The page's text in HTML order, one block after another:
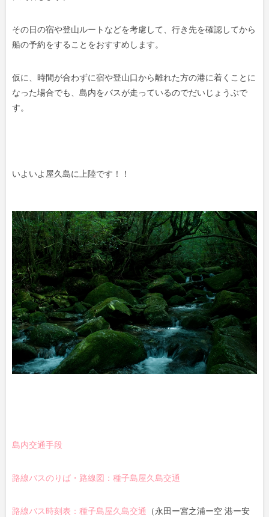
その日の宿や登山ルートなどを考慮して、行き先を確認してから
船の予約をすることをおすすめします。
仮に、時間が合わずに宿や登山口から離れた方の港に着くことに
なった場合でも、島内をバスが走っているのでだいじょうぶで
す。
いよいよ屋久島に上陸です！！
島内交通手段
路線バスのりば・路線図：種子島屋久島交通
路線バス時刻表：種子島屋久島交通 （永田ー宮之浦ー空 港ー安